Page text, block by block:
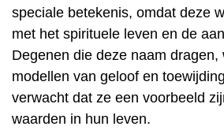
speciale betekenis, omdat deze
met het spirituele leven en de
Degenen die deze naam
modellen van geloof en
verwacht dat ze een voorbeeld
waarden in hun leven.